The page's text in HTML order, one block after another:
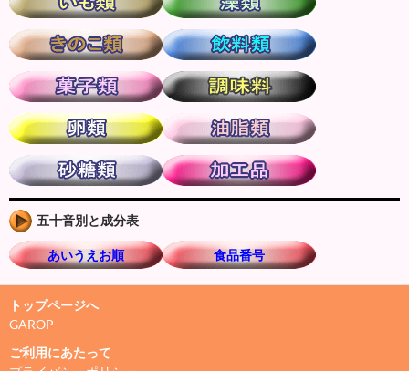
五十音別と成分表
あいうえお順 食品番号
トップページへ
GAROP
ご利用にあたって